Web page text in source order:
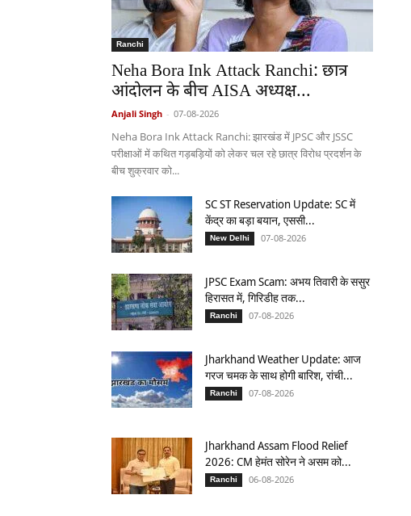
Ranchi
Neha Bora Ink Attack Ranchi: छात्र
आंदोलन के बीच AISA अध्यक्ष...
Anjali Singh - 07-08-2026
Neha Bora Ink Attack Ranchi: झारखंड में JPSC और JSSC
परीक्षाओं में कथित गड़बड़ियों को लेकर चल रहे छात्र विरोध प्रदर्शन के
बीच शुक्रवार को...
SC ST Reservation Update: SC में
केंद्र का बड़ा बयान, एससी...
New Delhi 07-08-2026
JPSC Exam Scam: अभय तिवारी के ससुर
हिरासत में, गिरिडीह तक...
Ranchi 07-08-2026
Jharkhand Weather Update: आज
गरज चमक के साथ होगी बारिश, रांची...
Ranchi 07-08-2026
Jharkhand Assam Flood Relief
2026: CM हेमंत सोरेन ने असम को...
Ranchi 06-08-2026